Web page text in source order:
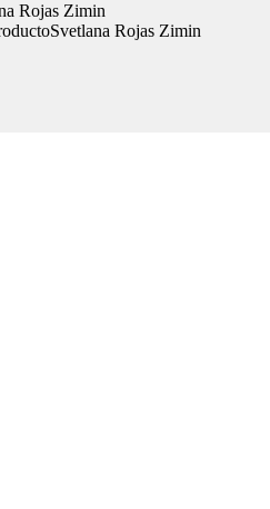
Rojas Zimin
Svetlana Rojas Zimin